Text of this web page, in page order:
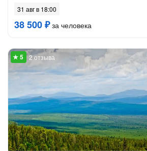
31 авг в 18:00
38 500 ₽за человека
2 отзыва